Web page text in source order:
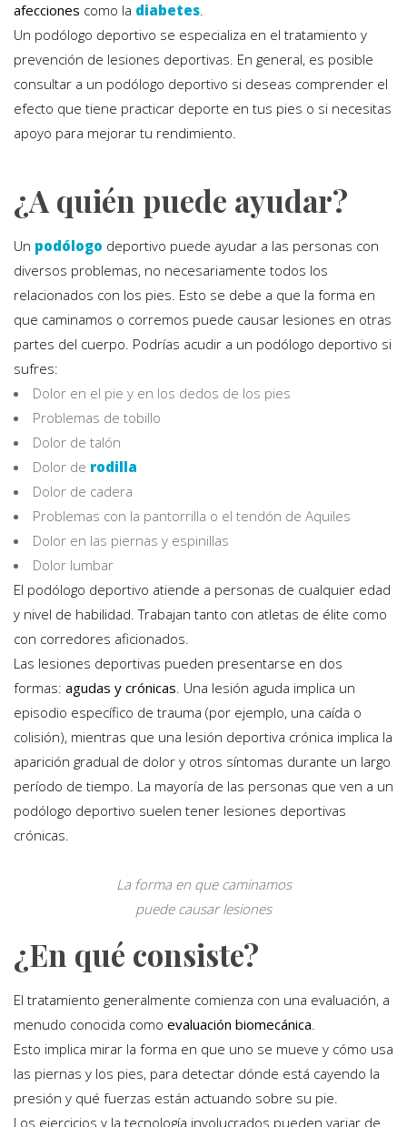
afecciones como la diabetes.
Un podólogo deportivo se especializa en el tratamiento y
prevención de lesiones deportivas. En general, es posible
consultar a un podólogo deportivo si deseas comprender el
efecto que tiene practicar deporte en tus pies o si necesitas
apoyo para mejorar tu rendimiento.
¿A quién puede ayudar?
Un podólogo deportivo puede ayudar a las personas con
diversos problemas, no necesariamente todos los
relacionados con los pies. Esto se debe a que la forma en
que caminamos o corremos puede causar lesiones en otras
partes del cuerpo. Podrías acudir a un podólogo deportivo si
sufres:
Dolor en el pie y en los dedos de los pies
Problemas de tobillo
Dolor de talón
Dolor de rodilla
Dolor de cadera
Problemas con la pantorrilla o el tendón de Aquiles
Dolor en las piernas y espinillas
Dolor lumbar
El podólogo deportivo atiende a personas de cualquier edad
y nivel de habilidad. Trabajan tanto con atletas de élite como
con corredores aficionados.
Las lesiones deportivas pueden presentarse en dos
formas: agudas y crónicas . Una lesión aguda implica un
episodio específico de trauma (por ejemplo, una caída o
colisión), mientras que una lesión deportiva crónica implica la
aparición gradual de dolor y otros síntomas durante un largo
período de tiempo. La mayoría de las personas que ven a un
podólogo deportivo suelen tener lesiones deportivas
crónicas.
La forma en que caminamos
puede causar lesiones
¿En qué consiste?
El tratamiento generalmente comienza con una evaluación, a
menudo conocida como evaluación biomecánica
Esto implica mirar la forma en que uno se mueve y cómo usa
las piernas y los pies, para detectar dónde está cayendo la
presión y qué fuerzas están actuando sobre su pie.
Los ejercicios y la tecnología involucrados pueden variar de